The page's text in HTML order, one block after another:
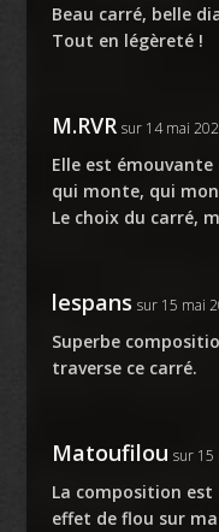
Beau carré, belle
Tout en légèreté !
M.RVR sur 14 mai
Elle est
qui monte, qui
Le choix du carré,
lespans sur 15 mai
Superbe
traverse ce carré.
Matoufilou sur 15
La composition est
effet de flou sur